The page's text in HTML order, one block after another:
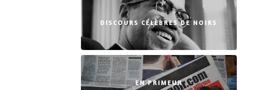
DISCOURS CÉLÈBRES DE NOIRS
EN PRIMEUR